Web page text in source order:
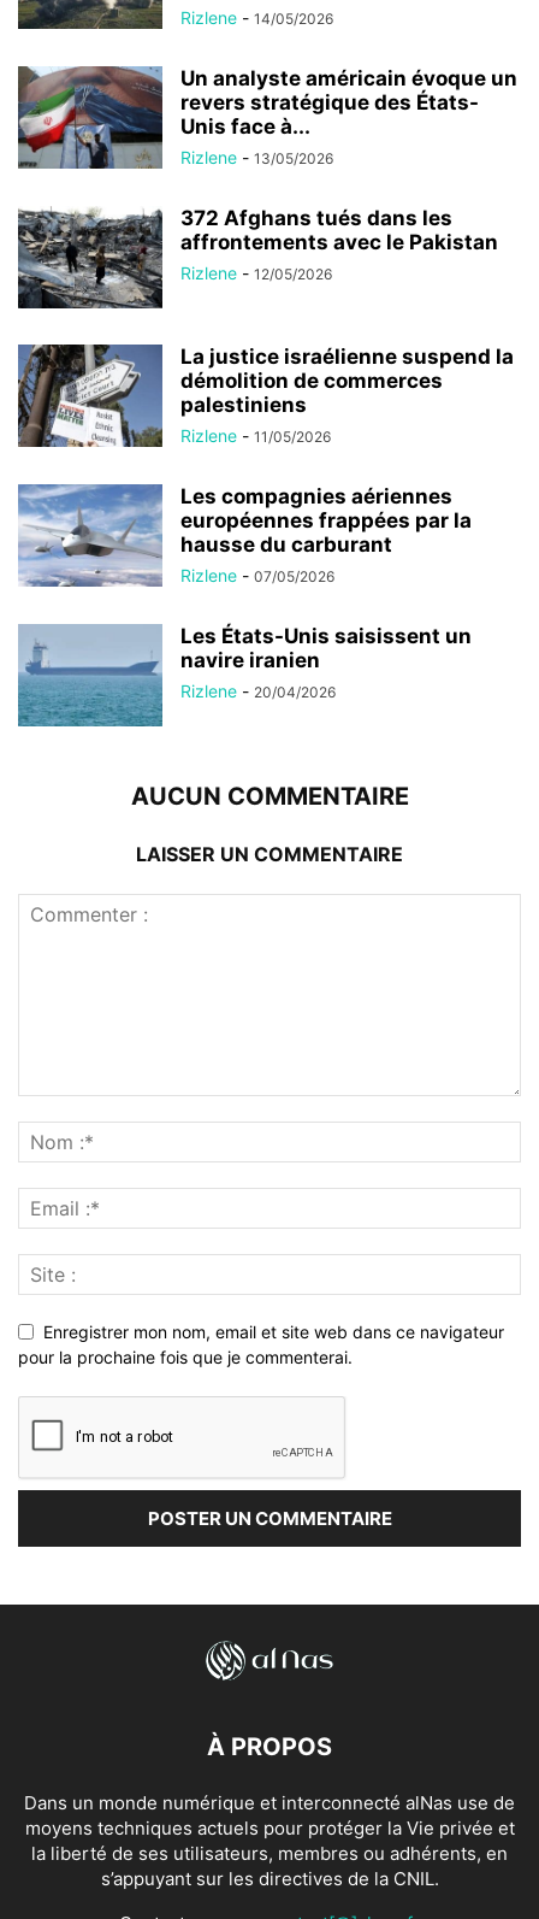
Rizlene - 14/05/2026
Un analyste américain évoque un
revers stratégique des États-
Unis face à...
Rizlene - 13/05/2026
372 Afghans tués dans les
affrontements avec le Pakistan
Rizlene - 12/05/2026
La justice israélienne suspend la
démolition de commerces
palestiniens
Rizlene - 11/05/2026
Les compagnies aériennes
européennes frappées par la
hausse du carburant
Rizlene - 07/05/2026
Les États-Unis saisissent un
navire iranien
Rizlene - 20/04/2026
AUCUN COMMENTAIRE
LAISSER UN COMMENTAIRE
Enregistrer mon nom, email et site web dans ce navigateur
pour la prochaine fois que je commenterai.
À PROPOS
Dans un monde numérique et interconnecté alNas use de
moyens techniques actuels pour protéger la Vie privée et
la liberté de ses utilisateurs, membres ou adhérents, en
s’appuyant sur les directives de la CNIL.